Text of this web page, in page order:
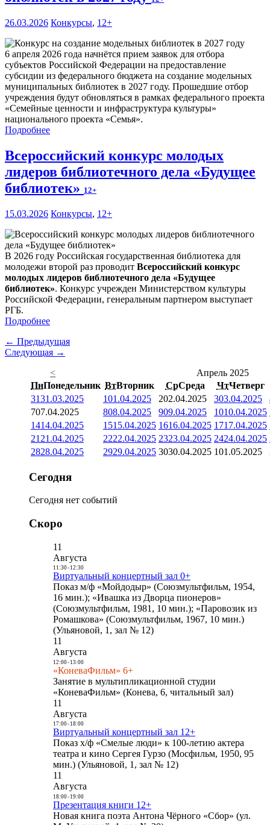
26.03.2026 Конкурсы, 12+
6 апреля 2026 года начнётся прием заявок для отбора
субъектов Российской Федерации на предоставление
субсидии из федерального бюджета на создание модельных
муниципальных библиотек в 2027 году. Прошедшие отбор
учреждения будут обновляться в рамках федерального проекта
«Семейные ценности и инфраструктура культуры»
национального проекта «Семья».
Подробнее
Всероссийский конкурс молодых
лидеров библиотечного дела «Будущее
библиотек» 12+
15.03.2026 Конкурсы, 12+
В 2026 году Российская государственная библиотека для
молодежи второй раз проводит Всероссийский конкурс
молодых лидеров библиотечного дела «Будущее
библиотек». Конкурс учрежден Министерством культуры
Российской Федерации, генеральным партнером выступает
РГБ.
Подробнее
← Предыдущая
Следующая →
<
Апрель 2025
ПнПонедельник ВтВторник СрСреда ЧтЧетверг
3131.03.2025 101.04.2025 202.04.2025 303.04.2025
707.04.2025 808.04.2025 909.04.2025 1010.04.2025
1414.04.2025 1515.04.2025 1616.04.2025 1717.04.2025
21 21.04.2025 2222.04.2025 2323.04.2025 2424.04.2025
2828.04.2025 2929.04.2025 3030.04.2025 101.05.2025
Сегодня
Сегодня нет событий
Скоро
11
Августа
11:30- 12:30
Виртуальный концертный зал 0+
Показ м/ф «Мойдодыр» (Союзмультфильм, 1954,
16 мин.); «Ивашка из Дворца пионеров»
(Союзмультфильм, 1981, 10 мин.); «Паровозик из
Ромашкова» (Союзмультфильм, 1967, 10 мин.)
(Ульяновой, 1, зал № 12)
11
Августа
12:00- 13:00
«КоневаФильм» 6+
Занятие в мультипликационной студии
«КоневаФильм» (Конева, 6, читальный зал)
11
Августа
17:00- 18:00
Виртуальный концертный зал 12+
Показ х/ф «Смелые люди» к 100-летию актера
театра и кино Сергея Гурзо (Мосфильм, 1950, 95
мин.) (Ульяновой, 1, зал № 12)
11
Августа
18:00- 19:00
Презентация книги 12+
Новая книга поэта Антона Чёрного «Сбор» (ул.